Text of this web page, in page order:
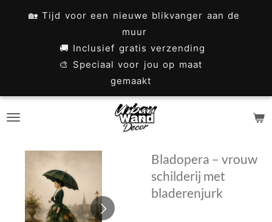
🏡 Tijd voor een nieuwe blikvanger aan de
muur
🚚 Inclusief gratis verzending
🎨 Speciaal voor jou op maat
gemaakt
Bladopera – vrouw
schilderij met
bladerenjurk